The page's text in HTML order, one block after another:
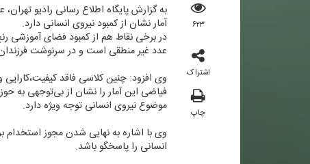
۶۲۳
اشتراک
چاپ
آمار نشان از كمبود نیروی انسانی دارد.
در برخی نقاط هم از كمبود فضای آموزشی
عدد غیر منطقی است و در سرنوشت فرزندان
وی افزود: چنین كلاسی فاقد
فیاضی این آمار را نشان از بی‌توجهی به
موضوع نیروی انسانی توجه ویژه دارد.
انسانی را پاسخگو باشد.